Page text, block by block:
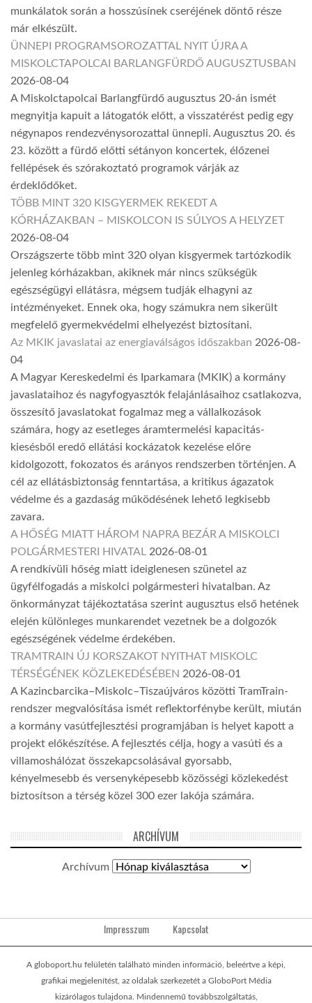
munkálatok során a hosszúsínek cseréjének döntő része
már elkészült.
ÜNNEPI PROGRAMSOROZATTAL NYIT ÚJRA A
MISKOLCTAPOLCAI BARLANGFÜRDŐ AUGUSZTUSBAN
2026-08-04
A Miskolctapolcai Barlangfürdő augusztus 20-án ismét
megnyitja kapuit a látogatók előtt, a visszatérést pedig egy
négynapos rendezvénysorozattal ünnepli. Augusztus 20. és
23. között a fürdő előtti sétányon koncertek, élőzenei
fellépések és szórakoztató programok várják az
érdeklődőket.
TÖBB MINT 320 KISGYERMEK REKEDT A
KÓRHÁZAKBAN – MISKOLCON IS SÚLYOS A HELYZET
2026-08-04
Országszerte több mint 320 olyan kisgyermek tartózkodik
jelenleg kórházakban, akiknek már nincs szükségük
egészségügyi ellátásra, mégsem tudják elhagyni az
intézményeket. Ennek oka, hogy számukra nem sikerült
megfelelő gyermekvédelmi elhelyezést biztosítani.
Az MKIK javaslatai az energiaválságos időszakban 2026-08-
04
A Magyar Kereskedelmi és Iparkamara (MKIK) a kormány
javaslataihoz és nagyfogyasztók felajánlásaihoz csatlakozva,
összesítő javaslatokat fogalmaz meg a vállalkozások
számára, hogy az esetleges áramtermelési kapacitás-
kiesésből eredő ellátási kockázatok kezelése előre
kidolgozott, fokozatos és arányos rendszerben történjen. A
cél az ellátásbiztonság fenntartása, a kritikus ágazatok
védelme és a gazdaság működésének lehető legkisebb
zavara.
A HŐSÉG MIATT HÁROM NAPRA BEZÁR A MISKOLCI
POLGÁRMESTERI HIVATAL 2026-08-01
A rendkívüli hőség miatt ideiglenesen szünetel az
ügyfélfogadás a miskolci polgármesteri hivatalban. Az
önkormányzat tájékoztatása szerint augusztus első hetének
elején különleges munkarendet vezetnek be a dolgozók
egészségének védelme érdekében.
TRAMTRAIN ÚJ KORSZAKOT NYITHAT MISKOLC
TÉRSÉGÉNEK KÖZLEKEDÉSÉBEN 2026-08-01
A Kazincbarcika–Miskolc–Tiszaújváros közötti TramTrain-
rendszer megvalósítása ismét reflektorfénybe került, miután
a kormány vasútfejlesztési programjában is helyet kapott a
projekt előkészítése. A fejlesztés célja, hogy a vasúti és a
villamoshálózat összekapcsolásával gyorsabb,
kényelmesebb és versenyképesebb közösségi közlekedést
biztosítson a térség közel 300 ezer lakója számára.
ARCHÍVUM
Archívum
Impresszum Kapcsolat
A globoport.hu felületén található minden információ, beleértve a képi,
grafikai megjelenítést, az oldalak szerkezetét a GloboPort Média
kizárólagos tulajdona. Mindennemű továbbszolgáltatás,